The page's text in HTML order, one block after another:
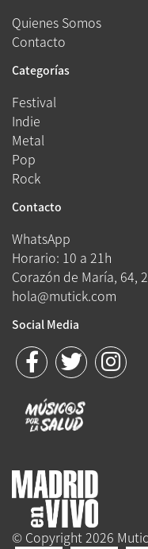
Quienes Somos
Contacto
Categorías
Festival
Indie
Metal
Pop
Rock
Contacto
WhatsApp
Horario: 10 a 21h
Corazón de María, 64,
hola@mutick.com
Social Media
© Copyright 2026